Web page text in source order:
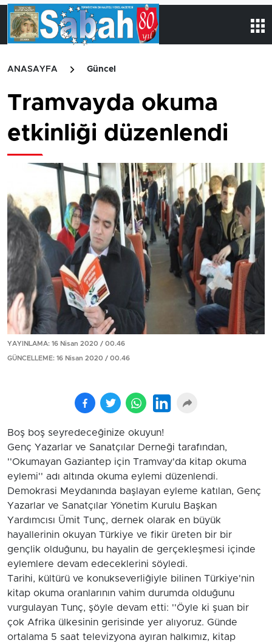
ANASAYFA Güncel
Tramvayda okuma
etkinliği düzenlendi
YAYINLAMA: 16 Nisan 2020 / 00.46
GÜNCELLEME: 16 Nisan 2020 / 00.46
Boş boş seyredeceğinize okuyun!
Genç Yazarlar ve Sanatçılar Derneği tarafından,
''Okumayan Gaziantep için Tramvay'da kitap okuma
eylemi'' adı altında okuma eylemi düzenlendi.
Demokrasi Meydanında başlayan eyleme katılan, Genç
Yazarlar ve Sanatçılar Yönetim Kurulu Başkan
Yardımcısı Ümit Tunç, dernek olarak en büyük
hayallerinin okuyan Türkiye ve fikir üreten bir bir
gençlik olduğunu, bu hayalin de gerçekleşmesi içinde
eylemlere devam edeceklerini söyledi.
Tarihi, kültürü ve konukseverliğiyle bilinen Türkiye'nin
kitap okuma oranlarının vahim durumda olduğunu
vurgulayan Tunç, şöyle devam etti: ''Öyle ki şuan bir
çok Afrika ülkesinin gerisinde yer alıyoruz. Günde
ortalama 5 saat televizyona ayıran halkımız, kitap